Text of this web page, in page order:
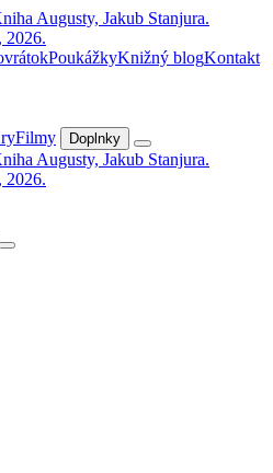
PoukážkyKnižný blogKontakt
Filmy Doplnky